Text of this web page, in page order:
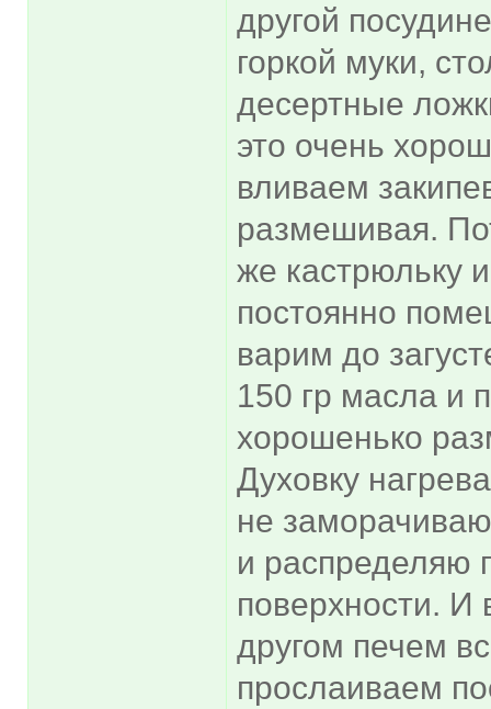
другой
горкой муки,
десертные
это очень
вливаем
размешивая.
же кастрюльку
постоянно
варим до
150 гр масла и
хорошенько
Духовку
не
и распределяю
поверхности. И
другом печем
прослаиваем